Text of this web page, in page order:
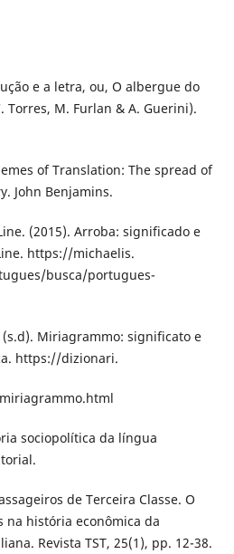
e a letra, ou, O albergue do
Torres, M. Furlan & A. Guerini).
of Translation: The spread of
John Benjamins.
(2015). Arroba: significado e
https://michaelis.
busca/portugues-
Miriagrammo: significato e
https://dizionari.
sociopolítica da língua
de Terceira Classe. O
história econômica da
Revista TST, 25(1), pp. 12-38.